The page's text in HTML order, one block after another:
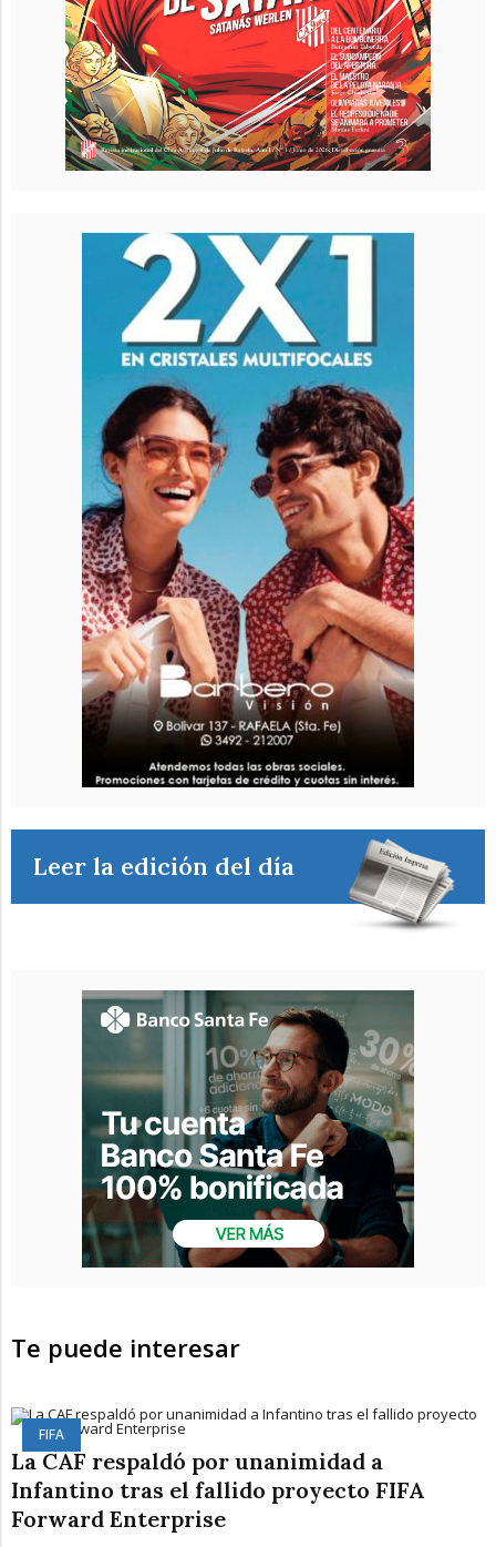
Leer la edición del día
Te puede interesar
FIFA
La CAF respaldó por unanimidad a
Infantino tras el fallido proyecto FIFA
Forward Enterprise